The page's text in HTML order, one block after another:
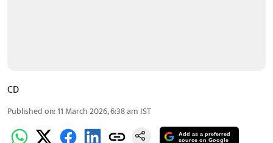
CD
Published on:11 March 2026, 6:38 am IST
Add as a preferred
source on Google